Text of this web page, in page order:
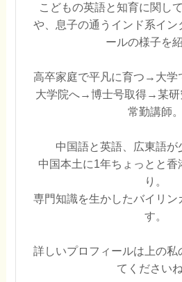
こどもの英語と知育に関し
や、息子の通うインド系イン
ールの様子を紹
高卒家庭で平凡に育つ→大学
大学院へ→博士号取得→某研
常勤講師。
中国語と英語、広東語が
中国本土に1年ちょっとと香
り。
専門知識を生かしたバイリン
す。
詳しいプロフィールは上の私
てくださいね